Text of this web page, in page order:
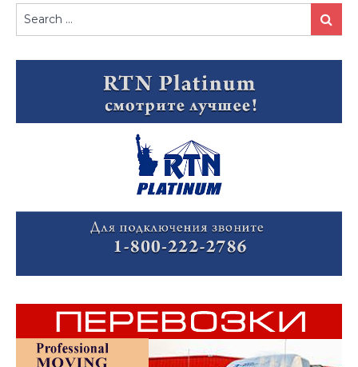
Search
for:
Search